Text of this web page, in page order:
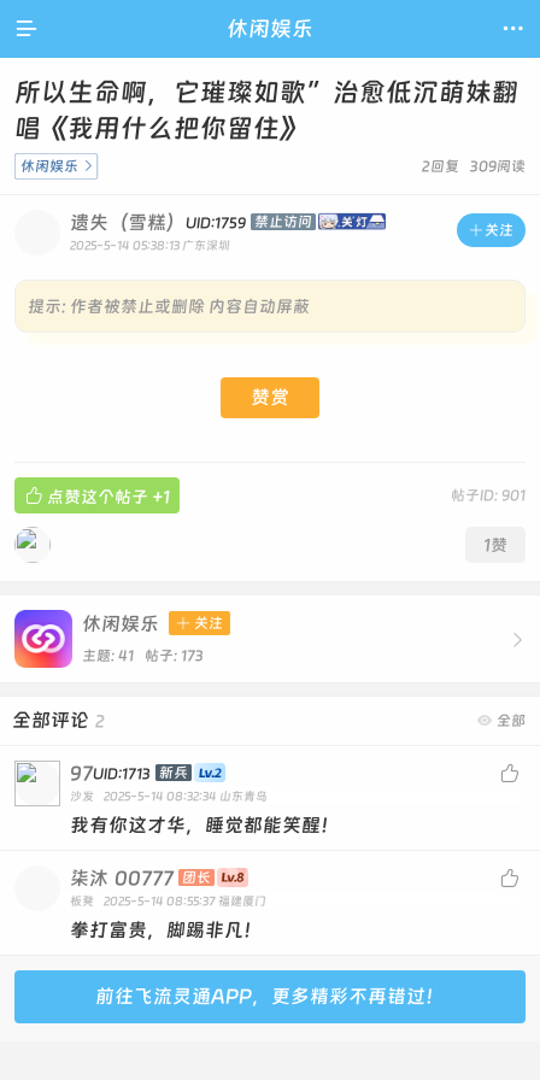
 休闲娱乐 
所以生命啊，它璀璨如歌”治愈低沉萌妹翻
唱《我用什么把你留住》
2回复 309阅读
休闲娱乐 
 关注
遗失（雪糕） UID:1759 禁止访问
2025-5-14 05:38:13 广东深圳
提示: 作者被禁止或删除 内容自动屏蔽
赞赏
帖子ID: 901
 点赞这个帖子 +1
1赞

休闲娱乐  关注
主题: 41 帖子: 173
 全部
全部评论 2

97UID:1713 新兵
沙发 2025-5-14 08:32:34 山东青岛
我有你这才华，睡觉都能笑醒！

柒沐 00777 团长
板凳 2025-5-14 08:55:37 福建厦门
拳打富贵，脚踢非凡！
前往飞流灵通APP，更多精彩不再错过！